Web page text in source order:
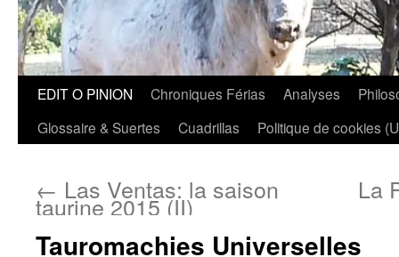
Aller
EDIT O PINION Chroniques Férias Analyses
Glossaire & Suertes
Cuadrillas Politique de cookies
← Las Ventas: la saison
taurine 2015 (II)
La
Tauromachies Universelles